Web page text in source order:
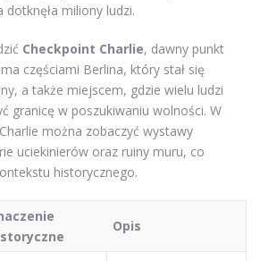
miliony ludzi.
Checkpoint Charlie, dawny punkt
częściami Berlina, który stał się
a także miejscem, gdzie wielu ludzi
granicę w poszukiwaniu wolności. W
można zobaczyć wystawy
uciekinierów oraz ruiny muru, co
historycznego.
Opis